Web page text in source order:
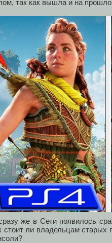
так как вышла и на
же в Сети появилось
стоит ли владельцам старых